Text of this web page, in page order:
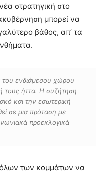
στρατηγική στο
μπορεί να
βάθος, απ’ τα
ενδιάμεσου χώρου
τους ήττα. Η συζήτηση
και την εσωτερική
σε μια πρόταση με
προεκλογικά
των κομμάτων να